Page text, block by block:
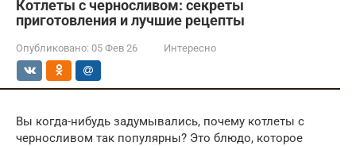
Котлеты с черносливом: секреты
приготовления и лучшие рецепты
Опубликовано: 05 Фев 26 Интересно
Вы когда-нибудь задумывались, почему котлеты с
черносливом так популярны? Это блюдо, которое